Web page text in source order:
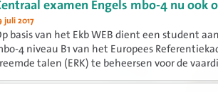
scholen zelf, en...
examen Engels mbo-4 nu ook
juli 2017
basis van het Ekb WEB dient een student
4 niveau B1 van het Europees
talen (ERK) te beheersen voor de
en niveau A2 voor de vaardigheden